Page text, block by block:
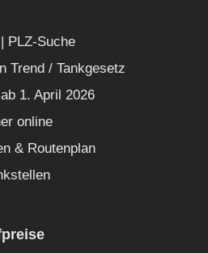
PLZ-Suche
Trend / Tankgesetz
1. April 2026
online
& Routenplan